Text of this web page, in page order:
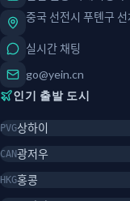
중국 선전시 푸톈구
실시간 채팅
go@yein.cn
인기 출발 도시
PVG상하이
CAN광저우
HKG홍콩